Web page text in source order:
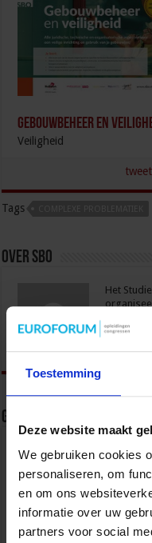
Toestemming
Deze website maakt
We gebruiken cookies
personaliseren, om
en om ons
informatie over uw
partners voor social
Gebouwbeheer en
Veiligheid
tweet
Tags
Over sbo
Het
& RO,
Gerelateerde Artikelen